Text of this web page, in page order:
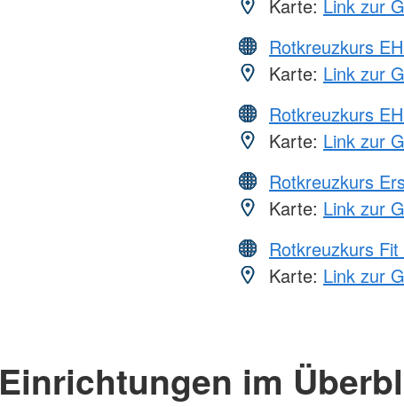
Karte: Link zur
Rotkreuzkurs
Karte: Link zur
Rotkreuzkurs
Karte: Link zur
Rotkreuzkurs
Karte: Link zur
Rotkreuzkurs Fit
Karte: Link zur
Einrichtungen im